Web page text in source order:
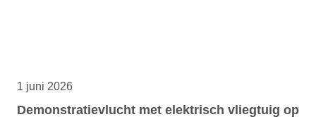
1 juni 2026
Demonstratievlucht met elektrisch vliegtuig op